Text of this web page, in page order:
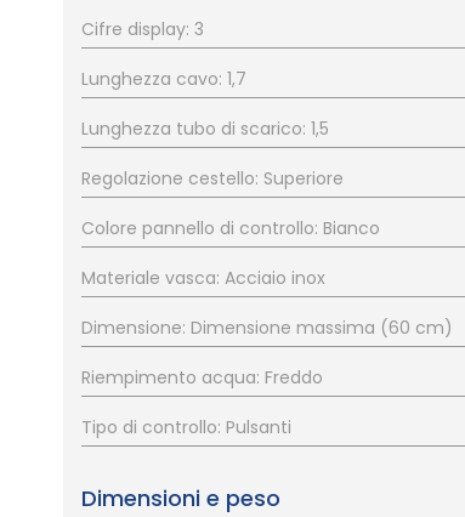
Cifre display: 3
Lunghezza cavo: 1,7
Lunghezza tubo di scarico: 1,5
Regolazione cestello: Superiore
Colore pannello di controllo: Bianco
Materiale vasca: Acciaio inox
Dimensione: Dimensione massima (60 cm)
Riempimento acqua: Freddo
Tipo di controllo: Pulsanti
Dimensioni e peso